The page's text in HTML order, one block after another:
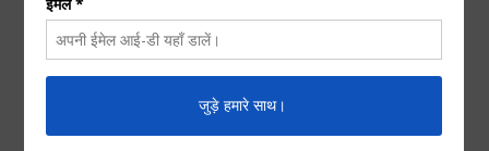
| Good Friday Ke Piche Ki
Kahani
गुड फ्राइडे के पीछे की कहानी | Good Friday Ke Piche Ki Kahani